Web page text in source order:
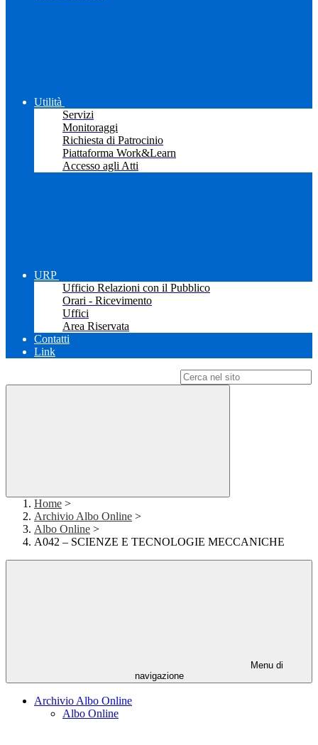
Utilità
Servizi
Monitoraggi
Richiesta di Patrocinio
Piattaforma Work&Learn
Accesso agli Atti
URP
Ufficio Relazioni con il Pubblico
Orari - Ricevimento
Uffici
Area Riservata
Contatti
Link
Home >
Archivio Albo Online >
Albo Online >
A042 – SCIENZE E TECNOLOGIE MECCANICHE
Menu di
navigazione
Archivio Albo Online
Albo Online